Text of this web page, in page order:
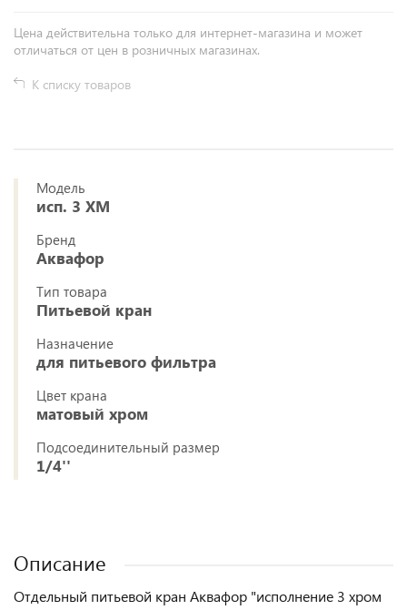
Цена действительна только для интернет-магазина и может
отличаться от цен в розничных магазинах.
К списку товаров
Модель
исп. 3 ХМ
Бренд
Аквафор
Тип товара
Питьевой кран
Назначение
для питьевого фильтра
Цвет крана
матовый хром
Подсоединительный размер
1/4''
Описание
Отдельный питьевой кран Аквафор "исполнение 3 хром